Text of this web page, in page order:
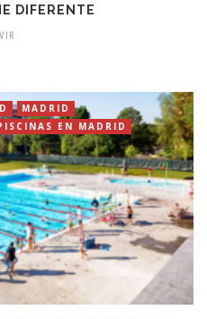
DIFERENTE
MADRID
EN MADRID